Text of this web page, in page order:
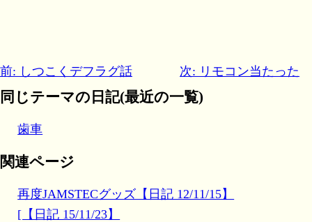
前: しつこくデフラグ話 次: リモコン当たった
同じテーマの日記(最近の一覧)
歯車
関連ページ
再度JAMSTECグッズ【日記 12/11/15】
[【日記 15/11/23】